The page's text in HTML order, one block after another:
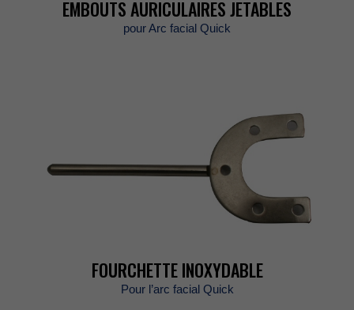
EMBOUTSAURICULAIRESJETABLES
pourArcfacialQuick
FOURCHETTEINOXYDABLE
Pourl’arcfacialQuick